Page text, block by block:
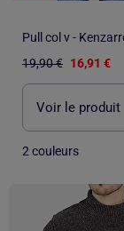
Pull col v -
19,90 € 16,91 €
Voir le produit
2 couleurs